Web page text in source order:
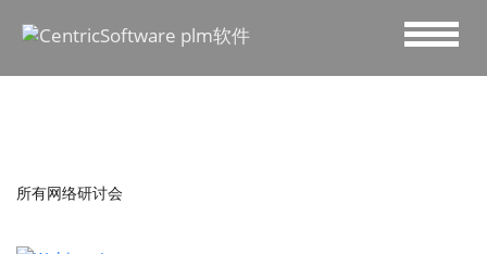
所有网络研讨会